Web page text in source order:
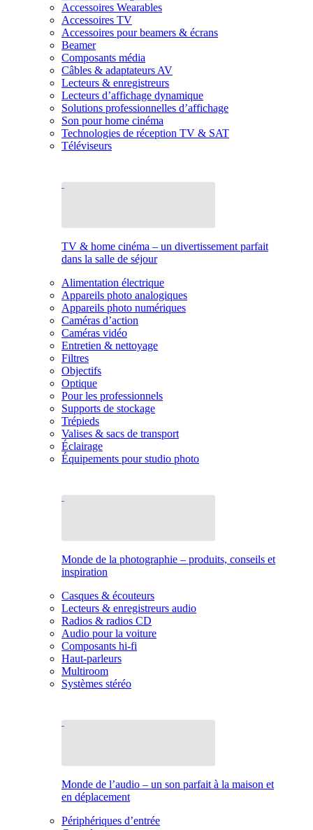
Accessoires Wearables
Accessoires TV
Accessoires pour beamers & écrans
Beamer
Composants média
Câbles & adaptateurs AV
Lecteurs & enregistreurs
Lecteurs d’affichage dynamique
Solutions professionnelles d’affichage
Son pour home cinéma
Technologies de réception TV & SAT
Téléviseurs
TV & home cinéma – un divertissement parfait
dans la salle de séjour
Alimentation électrique
Appareils photo analogiques
Appareils photo numériques
Caméras d’action
Caméras vidéo
Entretien & nettoyage
Filtres
Objectifs
Optique
Pour les professionnels
Supports de stockage
Trépieds
Valises & sacs de transport
Éclairage
Équipements pour studio photo
Monde de la photographie – produits, conseils et
inspiration
Casques & écouteurs
Lecteurs & enregistreurs audio
Radios & radios CD
Audio pour la voiture
Composants hi-fi
Haut-parleurs
Multiroom
Systèmes stéréo
Monde de l’audio – un son parfait à la maison et
en déplacement
Périphériques d’entrée